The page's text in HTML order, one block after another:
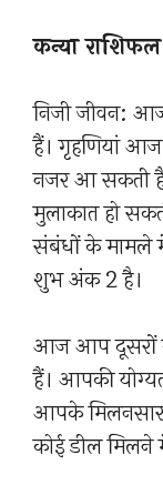
कन्या राशिफल
निजी जीवन:
हैं। गृहणियां
नजर आ सकती
मुलाकात हो
संबंधों के
शुभ अंक 2 है।
आज आप दूसरों
हैं। आपकी
आपके मिलनसार
कोई डील मिलने